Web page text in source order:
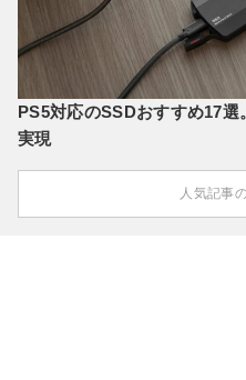
PS5対応のSSDおすすめ17
実現
人気記事